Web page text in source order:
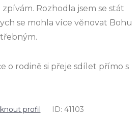
zpívám. Rozhodla jsem se stát
se mohla více věnovat Bohu
o rodině si přeje sdílet přímo s
profil ID: 41103